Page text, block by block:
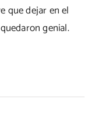
que dejar en el
genial.